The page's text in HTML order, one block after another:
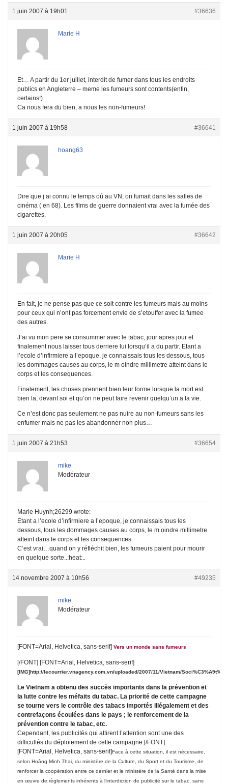
1 juin 2007 à 19h01 #36636
Marie H
Et… A partir du 1er juillet, interdit de fumer dans tous les endroits
publics en Angleterre – meme les fumeurs sont contents(enfin,
certains!).
Ca nous fera du bien, a nous les non-fumeurs!
1 juin 2007 à 19h58 #36641
hoang63
Dire que j’ai connu le temps où au VN, on fumait dans les salles de
cinéma ( en 68). Les films de guerre donnaient vrai avec la fumée des
cigarettes.
1 juin 2007 à 20h05 #36642
Marie H
En fait, je ne pense pas que ce soit contre les fumeurs mais au moins
pour ceux qui n’ont pas forcement envie de s’etouffer avec la fumee
des autres.
J’ai vu mon pere se consummer avec le tabac, jour apres jour et
finalement nous laisser tous derriere lui lorsqu’il a du partir. Etant a
l’ecole d’infirmiere a l’epoque, je connaissais tous les dessous, tous
les dommages causes au corps, le m oindre millimetre atteint dans le
corps et les consequences.
Finalement, les choses prennent bien leur forme lorsque la mort est
bien la, devant soi et qu’on ne peut faire revenir quelqu’un a la vie.
Ce n’est donc pas seulement ne pas nuire au non-fumeurs sans les
enfumer mais ne pas les abandonner non plus…
1 juin 2007 à 21h53 #36654
mike
Modérateur
Marie Huynh;26299 wrote:
Etant a l’ecole d’infirmiere a l’epoque, je connaissais tous les
dessous, tous les dommages causes au corps, le m oindre millimetre
atteint dans le corps et les consequences.
C’est vrai…quand on y réfléchit bien, les fumeurs paient pour mourir
en quelque sorte..:heat:..
14 novembre 2007 à 10h56 #49235
mike
Modérateur
[FONT=Arial, Helvetica, sans-serif] Vers un monde sans fumeurs
[/FONT] [FONT=Arial, Helvetica, sans-serif]
[IMG]http://lecourrier.vnagency.com.vn/uploaded/2007/11/Vietnam/
Le Vietnam a obtenu des succès importants dans la prévention et
la lutte contre les méfaits du tabac. La priorité de cette campagne
se tourne vers le contrôle des tabacs importés illégalement et des
contrefaçons écoulées dans le pays ; le renforcement de la
prévention contre le tabac, etc.
Cependant, les publicités qui attirent l’attention sont une des
difficultés du déploiement de cette campagne.[/FONT]
[FONT=Arial, Helvetica, sans-serif]Face à cette situation, il est nécessaire,
selon Hoàng Minh Thai, du ministère de la Culture, du Sport et du Tourisme, de
renforcer la coopération entre ce dernier et le ministère de la Santé dans la mise
en œuvre de règlements inhérents à l’interdiction de publicité sur le tabac, sans